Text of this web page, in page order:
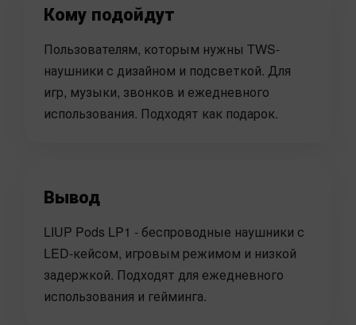
Кому подойдут
Пользователям, которым нужны TWS-
наушники с дизайном и подсветкой. Для
игр, музыки, звонков и ежедневного
использования. Подходят как подарок.
Вывод
LIUP Pods LP1 - беспроводные наушники с
LED-кейсом, игровым режимом и низкой
задержкой. Подходят для ежедневного
использования и гейминга.